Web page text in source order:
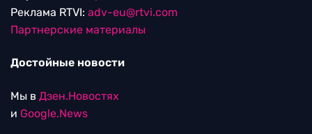
Реклама RTVI: adv-eu@rtvi.com
Партнерские материалы
Достойные новости
Мы в Дзен.Новостях
и Google.News